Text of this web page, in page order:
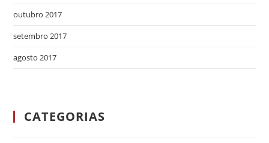
outubro 2017
setembro 2017
agosto 2017
CATEGORIAS